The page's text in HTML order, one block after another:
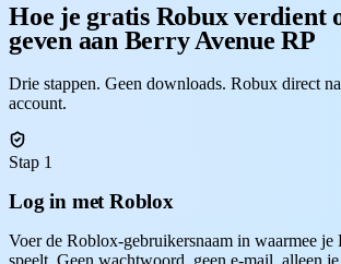
Hoe je gratis Robux verdient
geven aan Berry Avenue RP
Drie stappen. Geen downloads. Robux direct
account.
Stap 1
Log in met Roblox
Voer de Roblox-gebruikersnaam in waarmee je
speelt. Geen wachtwoord, geen e-mail, alleen